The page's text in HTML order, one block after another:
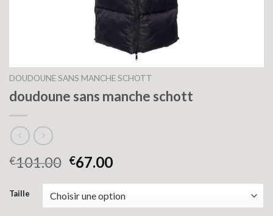
DOUDOUNE SANS MANCHE SCHOTT
doudoune sans manche schott
€101.00 €67.00
Taille